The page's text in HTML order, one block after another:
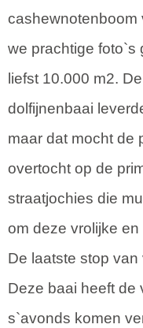
cashewnotenboom
we prachtige foto`s
liefst 10.000 m2.
dolfijnenbaai
maar dat mocht de
overtocht op de
straatjochies die
om deze vrolijke
De laatste stop
Deze baai heeft de
s`avonds komen